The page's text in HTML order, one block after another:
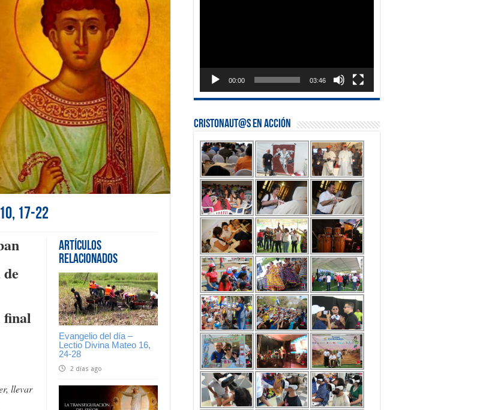
17-22
Artículos
Relacionados
Evangelio del día –
Lectio Divina Mateo 16,
24-28
2 días ago
final
llevar
00:00 03:46
Cristonaut@s en Acción